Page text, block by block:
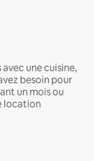
une cuisine,
besoin pour
un mois ou
location